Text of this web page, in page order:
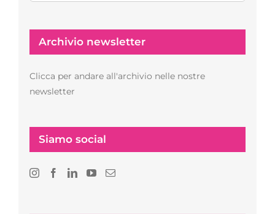
Archivio newsletter
Clicca per andare all'archivio nelle nostre
newsletter
Siamo social